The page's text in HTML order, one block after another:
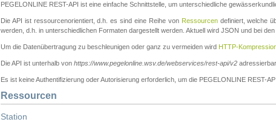
PEGELONLINE REST-API ist eine einfache Schnittstelle, um unterschiedliche
Die API ist ressourcenorientiert, d.h. es sind eine Reihe von Ressourcendefiniert, welche
werden, d.h. in unterschiedlichen Formaten dargestellt werden. Aktuell wird JSON und bei
Um die Datenübertragung zu beschleunigen oder ganz zu vermeiden wird HTTP-
Die API ist unterhalb von https://www.pegelonline.wsv.de/webservices/rest-api/v2 adressierbar.
Es ist keine Authentifizierung oder Autorisierung erforderlich, um die PEGELONLINE REST-
Ressourcen
Station